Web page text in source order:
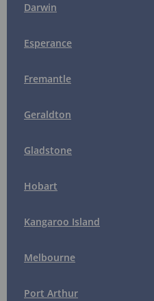
Darwin
Esperance
Fremantle
Geraldton
Gladstone
Hobart
Kangaroo Island
Melbourne
Port Arthur